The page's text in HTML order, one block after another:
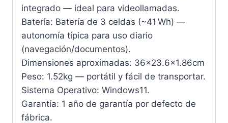
integrado — ideal para videollamadas.
Batería: Batería de 3 celdas (~41 Wh) —
autonomía típica para uso diario
(navegación/documentos).
Dimensiones aproximadas: 36×23.6×1.86cm
Peso: 1.52kg — portátil y fácil de transportar.
Sistema Operativo: Windows11.
Garantía: 1 año de garantía por defecto de
fábrica.